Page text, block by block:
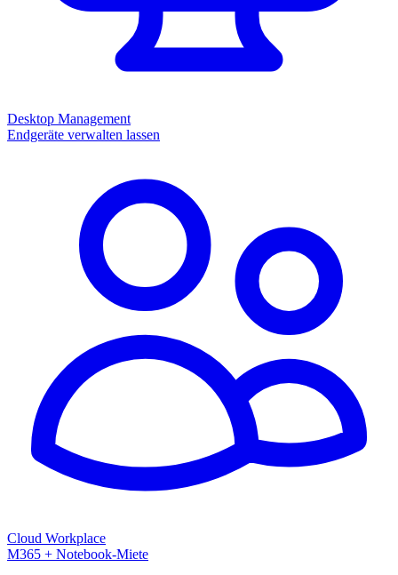
Desktop Management
Endgeräte verwalten lassen
Cloud Workplace
M365 + Notebook-Miete